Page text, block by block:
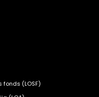
(LOSF)